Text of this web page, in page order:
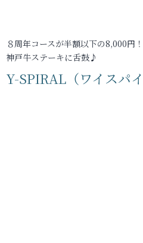
８周年コースが半額以下の8,000円！
神戸牛ステーキに舌鼓♪
Y-SPIRAL（ワイスパイ